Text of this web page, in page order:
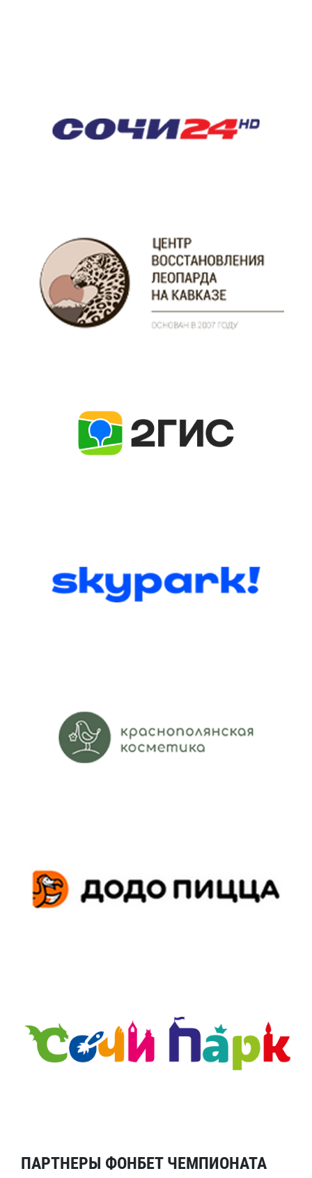
ПАРТНЕРЫ ФОНБЕТ ЧЕМПИОНАТА